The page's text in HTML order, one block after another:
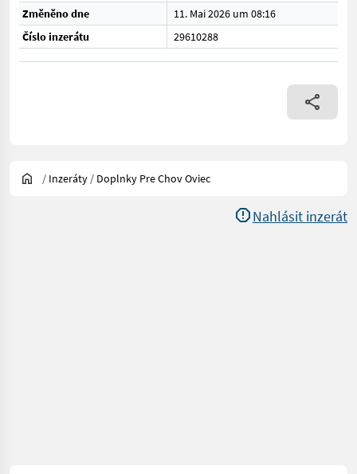
Změněno dne
11. Mai 2026 um 08:16
Číslo inzerátu
29610288
/ Inzeráty / Doplnky Pre Chov Oviec
Nahlásit inzerát